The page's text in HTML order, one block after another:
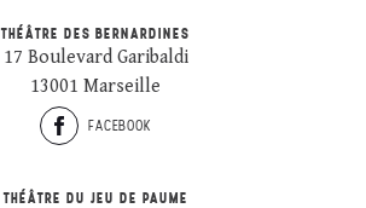
THÉÂTRE DES BERNARDINES
17 Boulevard Garibaldi
13001 Marseille
FACEBOOK
THÉÂTRE DU JEU DE PAUME